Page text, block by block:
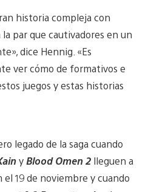
historia compleja con
par que cautivadores en un
dice Hennig. «Es
ver cómo de formativos e
juegos y estas historias
legado de la saga cuando
yBlood Omen 2 lleguen a
19 de noviembre y cuando